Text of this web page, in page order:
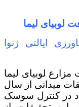
لوبیای لیما
ایالتی ژنوا
لوبیای لیما
میدانی از سال
مواد در کنترل سوسک